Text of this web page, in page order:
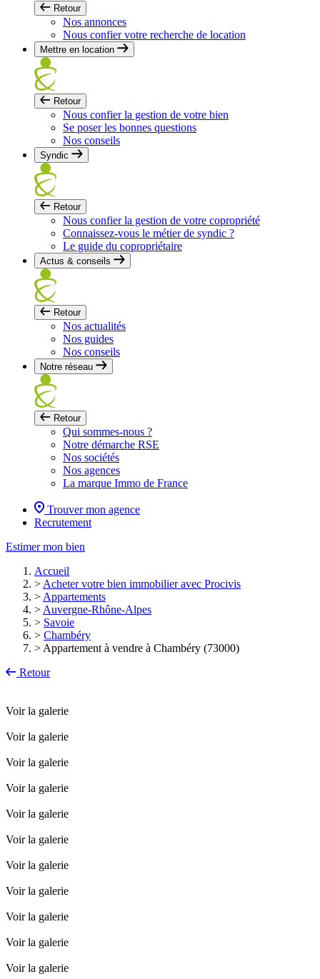
Retour
Nos annonces
Nous confier votre recherche de location
Mettre en location
Retour
Nous confier la gestion de votre bien
Se poser les bonnes questions
Nos conseils
Syndic
Retour
Nous confier la gestion de votre copropriété
Connaissez-vous le métier de syndic ?
Le guide du copropriétaire
Actus & conseils
Retour
Nos actualités
Nos guides
Nos conseils
Notre réseau
Retour
Qui sommes-nous ?
Notre démarche RSE
Nos sociétés
Nos agences
La marque Immo de France
Trouver mon agence
Recrutement
Estimer mon bien
Accueil
> Acheter votre bien immobilier avec Procivis
> Appartements
> Auvergne-Rhône-Alpes
> Savoie
> Chambéry
> Appartement à vendre à Chambéry (73000)
Retour
Voir la galerie
Voir la galerie
Voir la galerie
Voir la galerie
Voir la galerie
Voir la galerie
Voir la galerie
Voir la galerie
Voir la galerie
Voir la galerie
Voir la galerie